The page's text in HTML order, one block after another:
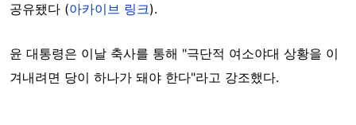
공유됐다 (아카이브 링크).
윤 대통령은 이날 축사를 통해 "극단적 여소야대 상황을 이
겨내려면 당이 하나가 돼야 한다"라고 강조했다.